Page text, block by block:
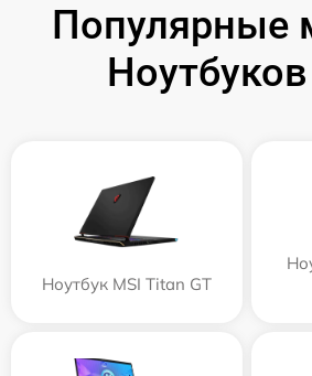
Популярные
Ноутбук MSI Titan GT